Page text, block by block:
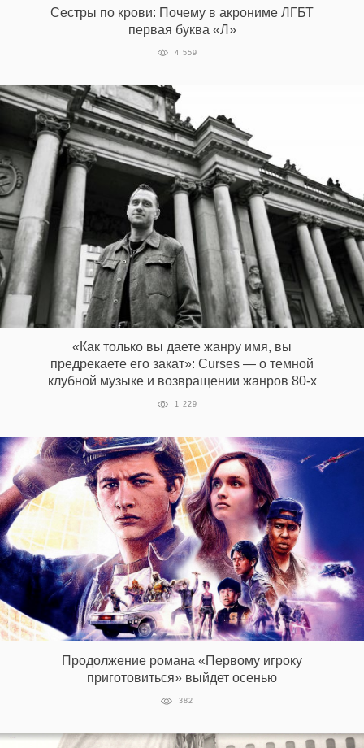
Сестры по крови: Почему в акрониме ЛГБТ
первая буква «Л»
4 559
«Как только вы даете жанру имя, вы
предрекаете его закат»: Curses — о темной
клубной музыке и возвращении жанров 80-х
1 229
Продолжение романа «Первому игроку
приготовиться» выйдет осенью
382